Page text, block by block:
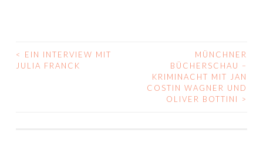
BEITRAGS-
<
EIN INTERVIEW MIT
JULIA FRANCK
MÜNCHNER
BÜCHERSCHAU –
KRIMINACHT MIT JAN
COSTIN WAGNER UND
OLIVER BOTTINI
>